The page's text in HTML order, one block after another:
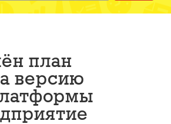
план
версию